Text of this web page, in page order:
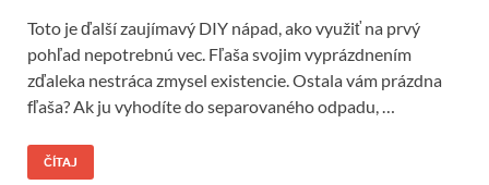
Toto je ďalší zaujímavý DIY nápad, ako využiť na prvý
pohľad nepotrebnú vec. Fľaša svojim vyprázdnením
zďaleka nestráca zmysel existencie. Ostala vám prázdna
fľaša? Ak ju vyhodíte do separovaného odpadu, …
ČÍTAJ